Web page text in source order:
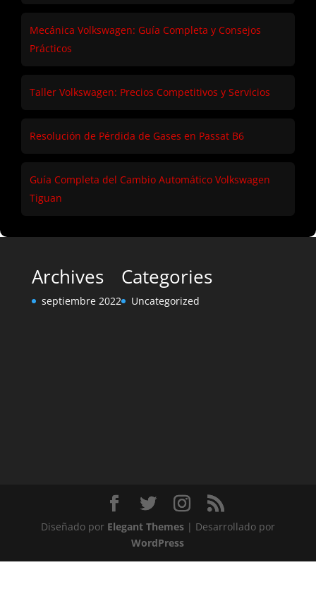
Mecánica Volkswagen: Guía Completa y Consejos
Prácticos
Taller Volkswagen: Precios Competitivos y Servicios
Resolución de Pérdida de Gases en Passat B6
Guía Completa del Cambio Automático Volkswagen
Tiguan
Archives
septiembre 2022
Categories
Uncategorized
Diseñado por Elegant Themes| Desarrollado por
WordPress